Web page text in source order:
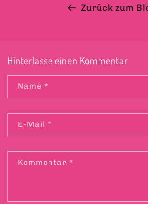
Zurück zum
Hinterlasse einen Kommentar
Name *
E-Mail *
Kommentar *